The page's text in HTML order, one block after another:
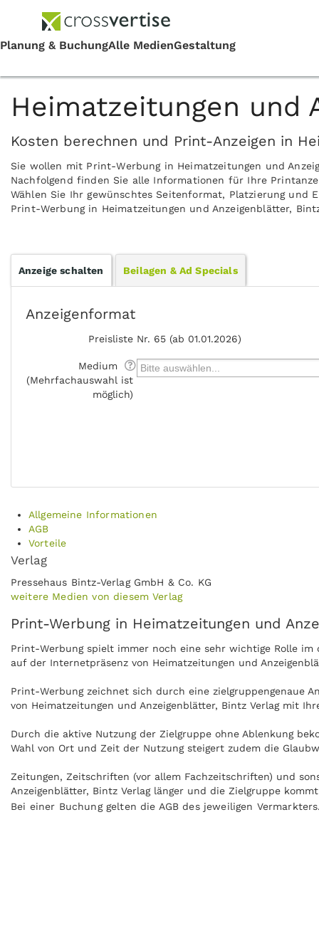
Heimatzeitungen und
Kosten berechnen und Print-Anzeigen in
Sie wollen mit Print-Werbung in Heimatzeitungen und
Nachfolgend finden Sie alle Informationen für Ihre
Wählen Sie Ihr gewünschtes Seitenformat, Platzierung
Print-Werbung in Heimatzeitungen und Anzeigenblätter,
Anzeige schalten Beilagen & Ad Specials
Anzeigenformat
Preisliste Nr. 65 (ab 01.01.2026)
Medium
(Mehrfachauswahl ist
möglich)
Allgemeine Informationen
AGB
Vorteile
Verlag
Pressehaus Bintz-Verlag GmbH & Co. KG
weitere Medien von diesem Verlag
Print-Werbung in Heimatzeitungen und
Print-Werbung spielt immer noch eine sehr wichtige Rolle
auf der Internetpräsenz von Heimatzeitungen und
Print-Werbung zeichnet sich durch eine zielgruppengenaue
von Heimatzeitungen und Anzeigenblätter, Bintz Verlag mit
Durch die aktive Nutzung der Zielgruppe ohne Ablenkung
Wahl von Ort und Zeit der Nutzung steigert zudem die
Zeitungen, Zeitschriften (vor allem Fachzeitschriften) und
Anzeigenblätter, Bintz Verlag länger und die Zielgruppe
Bei einer Buchung gelten die AGB des jeweiligen